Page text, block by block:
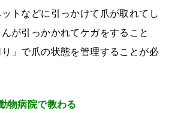
トなどに引っかけて爪が取れてし
が引っかかれてケガをすること
」で爪の状態を管理することが必
物病院で教わる